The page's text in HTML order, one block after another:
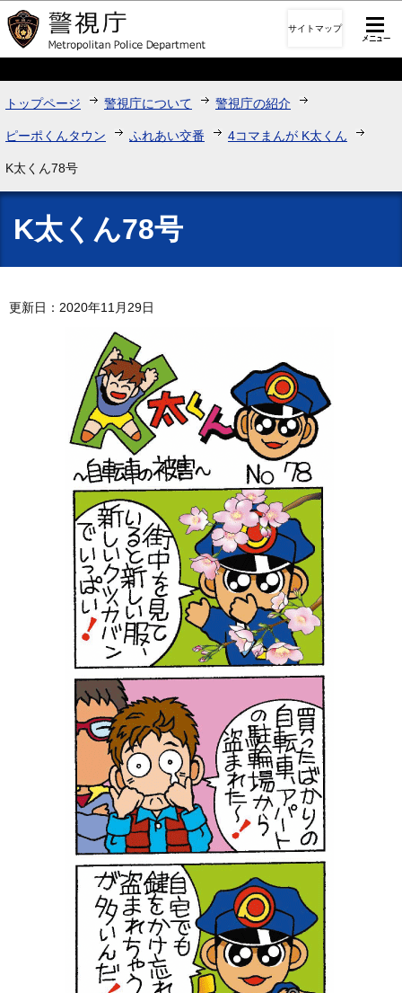
このページの本文へ移動
サイトマップ
トップページ 警視庁について 警視庁の紹介
ピーポくんタウン ふれあい交番 4コマまんが K太くん
K太くん78号
K太くん78号
更新日：2020年11月29日